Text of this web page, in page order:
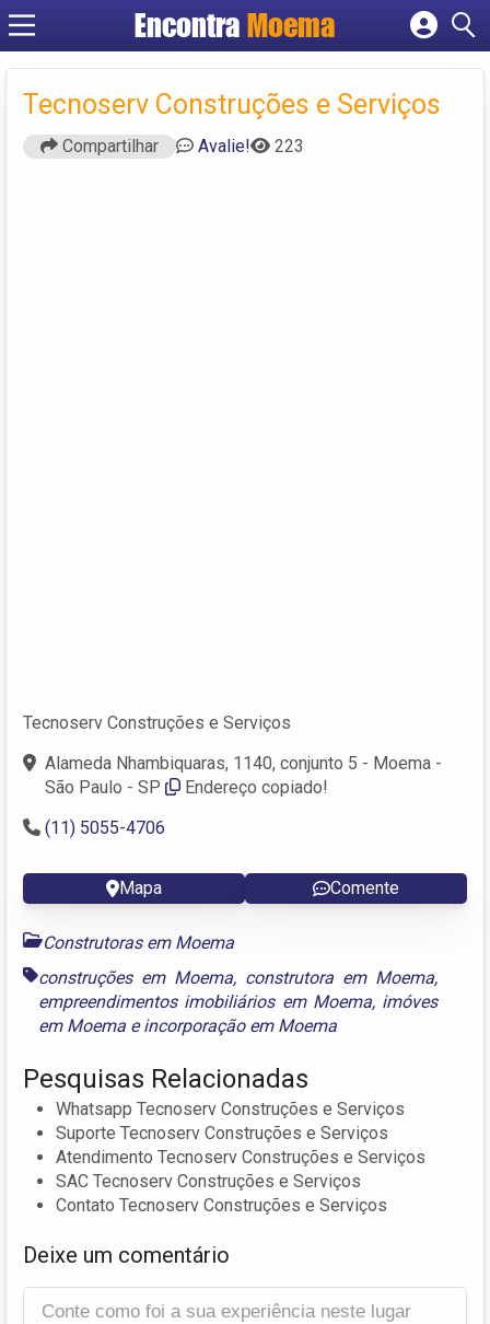
Encontra Moema
Criar conta
Tecnoserv Construções e Serviços
Compartilhar Avalie! 223
Tecnoserv Construções e Serviços
Alameda Nhambiquaras, 1140, conjunto 5 - Moema -
São Paulo - SP
Endereço copiado!
(11) 5055-4706
Mapa Comente
Construtoras em Moema
construções em Moema, construtora em Moema,
empreendimentos imobiliários em Moema, imóves
em Moema eincorporação em Moema
Pesquisas Relacionadas
Whatsapp Tecnoserv Construções e Serviços
Suporte Tecnoserv Construções e Serviços
Atendimento Tecnoserv Construções e Serviços
SAC Tecnoserv Construções e Serviços
Contato Tecnoserv Construções e Serviços
Deixe um comentário